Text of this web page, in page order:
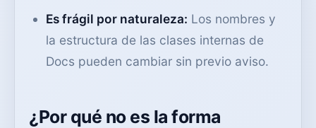
Es frágil por naturaleza: Los nombres y
la estructura de las clases internas de
Docs pueden cambiar sin previo aviso.
¿Por qué no es la forma